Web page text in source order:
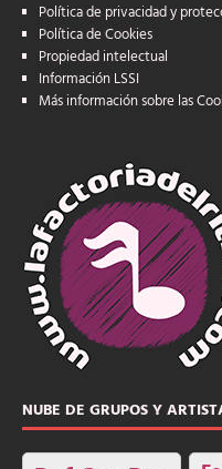
Política de privacidad y
Política de Cookies
Propiedad intelectual
Información LSSI
Más información sobre las
NUBE DE GRUPOS Y